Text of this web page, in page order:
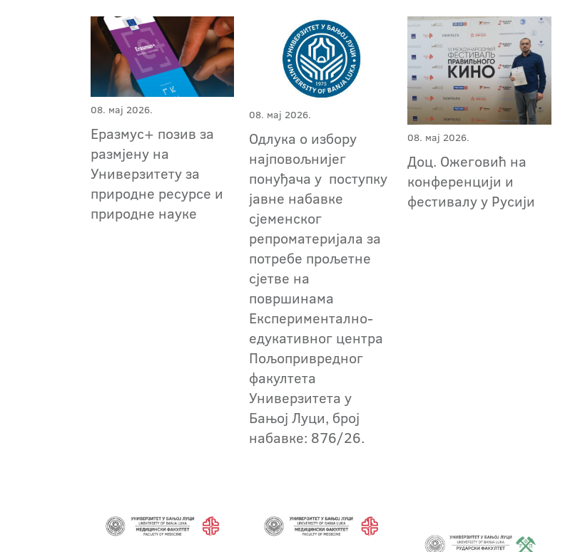
08. мај 2026.
Еразмус+ позив за
размјену на
Универзитету за
природне ресурсе и
природне науке
08. мај 2026.
Одлука о избору
најповољнијег
понуђача у поступку
јавне набавке
сјеменског
репроматеријала за
потребе прољетне
сјетве на
површинама
Експериментално-
едукативног центра
Пољопривредног
факултета
Универзитета у
Бањој Луци, број
набавке: 876/26.
08. мај 2026.
Доц. Ожеговић на
конференцији и
фестивалу у Русији